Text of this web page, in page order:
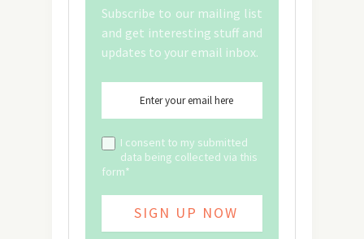
Subscribe to our mailing list
and get interesting stuff and
updates to your email inbox.
I consent to my submitted
data being collected via this
form*